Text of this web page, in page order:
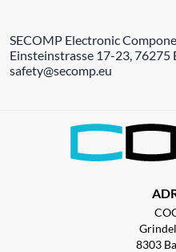
SECOMP Electronic
Einsteinstrasse 17-23, 76275
safety@secomp.eu
8303